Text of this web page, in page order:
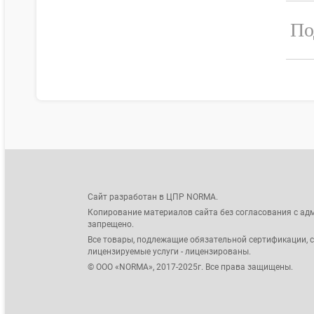
Сайт разработан в ЦПР NORMA.
Копирование материалов сайта без согласования с
запрещено.
Все товары, подлежащие обязательной сертификации,
лицензируемые услуги - лицензированы.
© ООО «NORMA», 2017-2025г. Все права защищены.